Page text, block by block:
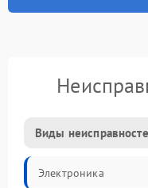
Виды
Электроника